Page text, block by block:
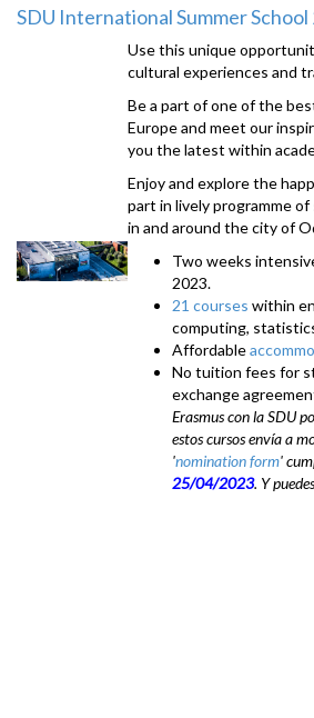
SDU International Summer School
Use this unique
cultural experiences and
Be a part of one of the
Europe and meet our
you the latest within
Enjoy and explore the
part in lively programme
in and around the city of
Two weeks
2023.
21 courses within
computing,
Affordable
No tuition fees for
exchange
Erasmus con la SDU
estos cursos envía a
'nomination form'
25/04/2023. Y